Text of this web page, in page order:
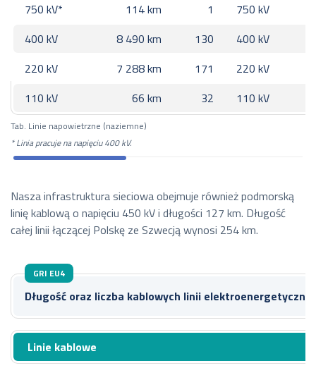
750 kV*
114 km 1
750 kV
400 kV
8 490 km 130
400 kV
220 kV
7 288 km 171
220 kV
110 kV
66 km 32 110 kV
Tab. Linie napowietrzne (naziemne)
* Linia pracuje na napięciu 400 kV.
Nasza infrastruktura sieciowa obejmuje również podmorską
linię kablową o napięciu 450 kV i długości 127 km. Długość
całej linii łączącej Polskę ze Szwecją wynosi 254 km.
GRI EU4
Długość oraz liczba kablowych linii
Linie kablowe